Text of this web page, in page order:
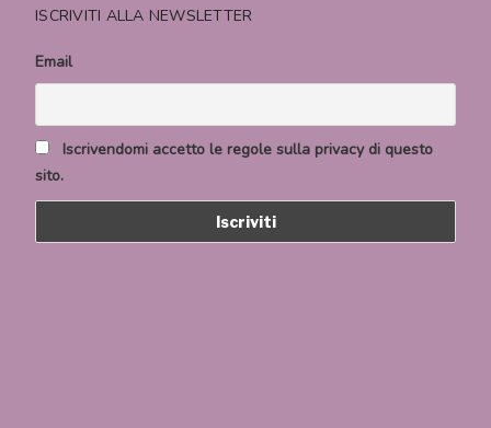
ISCRIVITI ALLA NEWSLETTER
Email
Iscrivendomi accetto le regole sulla privacy di questo
sito.